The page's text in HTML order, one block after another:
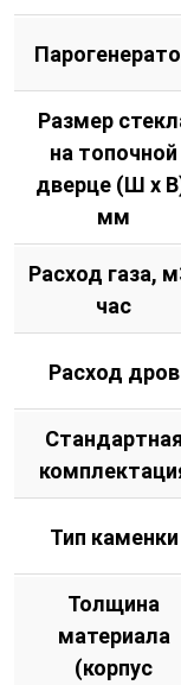
Размер
на топочной
дверце (Ш х
мм
Расход газа,
час
Расход дров
Стандартная
Тип каменки
Толщина
материала
(корпус